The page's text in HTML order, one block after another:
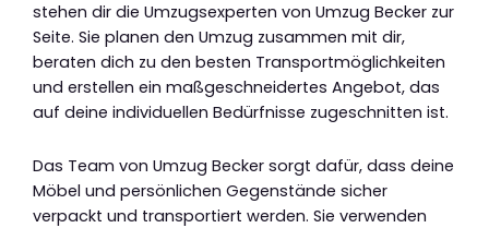
stehen dir die Umzugsexperten von Umzug Becker zur
Seite. Sie planen den Umzug zusammen mit dir,
beraten dich zu den besten Transportmöglichkeiten
und erstellen ein maßgeschneidertes Angebot, das
auf deine individuellen Bedürfnisse zugeschnitten ist.
Das Team von Umzug Becker sorgt dafür, dass deine
Möbel und persönlichen Gegenstände sicher
verpackt und transportiert werden. Sie verwenden